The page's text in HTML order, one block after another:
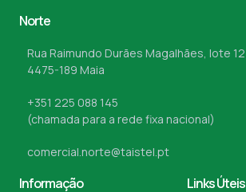
Norte
Rua Raimundo Durães Magalhães, lote 12
4475-189 Maia
+351 225 088 145
(chamada para a rede fixa nacional)
comercial.norte@taistel.pt
Informação Links Úteis